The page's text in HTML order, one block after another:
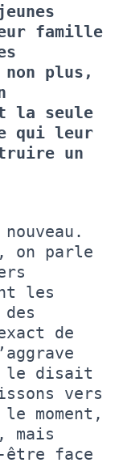
famille
plus,
la seule
qui leur
un
on parle
les
de
le disait
vers
moment,
mais
être face